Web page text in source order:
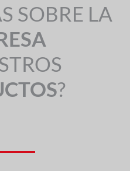
SOBRE LA
?